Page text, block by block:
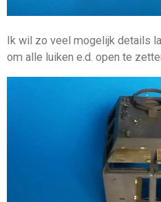
Ik wil zo veel mogelijk details
om alle luiken e.d. open te